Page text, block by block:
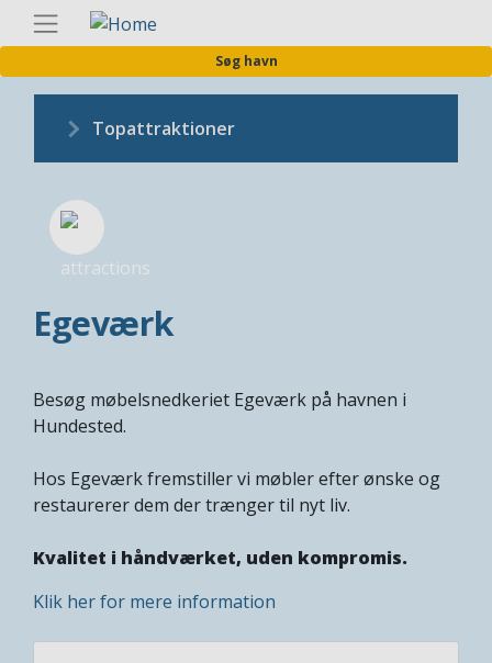
Søg havn
Topattraktioner
Egeværk
Besøg møbelsnedkeriet Egeværk på havnen i
Hundested.
Hos Egeværk fremstiller vi møbler efter ønske og
restaurerer dem der trænger til nyt liv.
Kvalitet i håndværket, uden kompromis.
Klik her for mere information